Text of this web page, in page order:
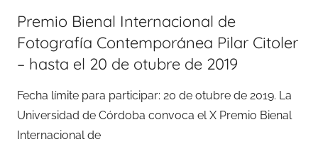
Premio Bienal Internacional de
Fotografía Contemporánea Pilar Citoler
– hasta el 20 de otubre de 2019
Fecha límite para participar: 20 de otubre de 2019. La
Universidad de Córdoba convoca el X Premio Bienal
Internacional de